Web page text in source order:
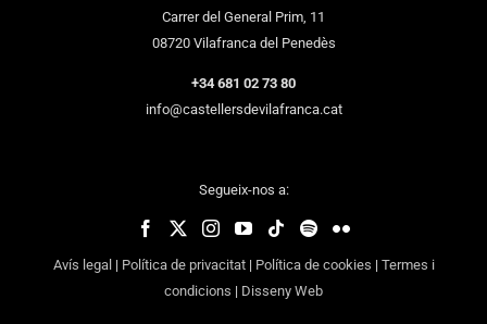
Carrer del General Prim, 11
08720 Vilafranca del Penedès
+34 681 02 73 80
info@castellersdevilafranca.cat
Segueix-nos a:
Avís legal | Política de privacitat| Política de cookies | Termes i
condicions | Disseny Web